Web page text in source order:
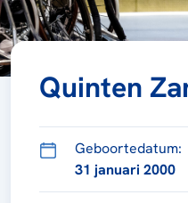
Quinten
Geboortedatum:
31 januari 2000